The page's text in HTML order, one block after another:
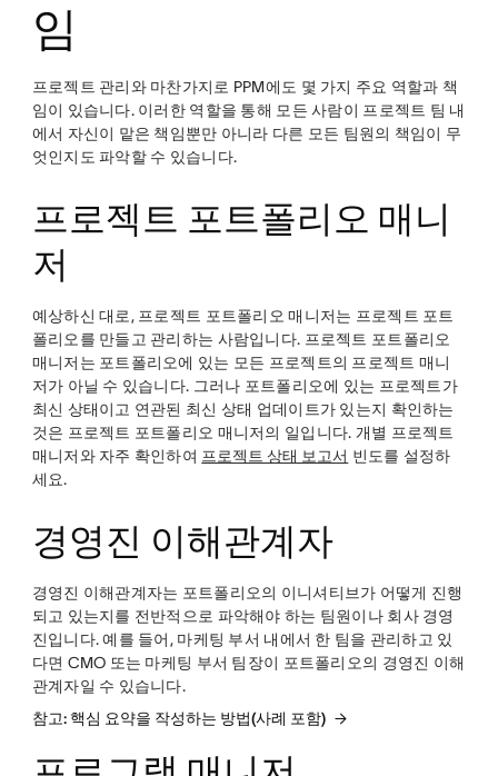
임
프로젝트 관리와 마찬가지로 PPM에도 몇 가지 주요 역할과 책
임이 있습니다. 이러한 역할을 통해 모든 사람이 프로젝트 팀 내
에서 자신이 맡은 책임뿐만 아니라 다른 모든 팀원의 책임이 무
엇인지도 파악할 수 있습니다.
프로젝트 포트폴리오 매니
저
예상하신 대로, 프로젝트 포트폴리오 매니저는 프로젝트 포트
폴리오를 만들고 관리하는 사람입니다. 프로젝트 포트폴리오
매니저는 포트폴리오에 있는 모든 프로젝트의 프로젝트 매니
저가 아닐 수 있습니다. 그러나 포트폴리오에 있는 프로젝트가
최신 상태이고 연관된 최신 상태 업데이트가 있는지 확인하는
것은 프로젝트 포트폴리오 매니저의 일입니다. 개별 프로젝트
매니저와 자주 확인하여 프로젝트 상태 보고서 빈도를 설정하
세요.
경영진 이해관계자
경영진 이해관계자는 포트폴리오의 이니셔티브가 어떻게 진행
되고 있는지를 전반적으로 파악해야 하는 팀원이나 회사 경영
진입니다. 예를 들어, 마케팅 부서 내에서 한 팀을 관리하고 있
다면 CMO 또는 마케팅 부서 팀장이 포트폴리오의 경영진 이해
관계자일 수 있습니다.
참고: 핵심 요약을 작성하는 방법(사례 포함)